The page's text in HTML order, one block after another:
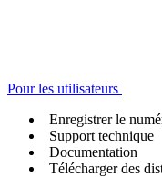
Pour les utilisateurs
Enregistrer le
Support technique
Documentation
Télécharger des